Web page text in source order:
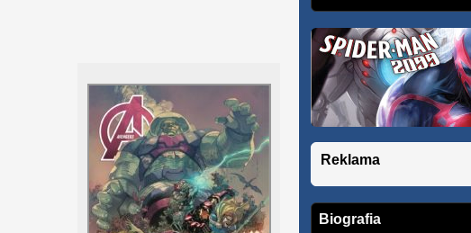
Reklama
Biografia